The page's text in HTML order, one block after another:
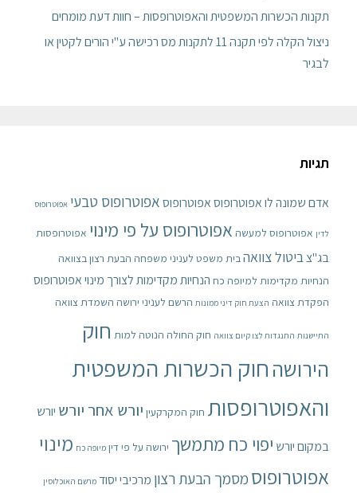
תקנות הכשרות המשפטית והאפוטרופסות – חוות דעת מומחים
ניצול הקלה לפי תקנה 11 לתקנות מס רכישה ע"י הורים לקטין או
לבגיר
תגיות
אדם שמונה לו אפוטרופוסאפוטרופוסאפוטרופוס טבעי אפוטרופוס
לדין אפוטרופוס למעשה אפוטרופוס על פי מינוי אפוטרופסות
בג"צביטול צוואהבית משפט לעניני משפחה הבעת רצון בצוואה
הנחיות מקדימות למיופה כח הנחיות מקדימות לצורך מינוי אפוטרופוס
הפקדת צוואה הצעת חוק דיני ממונות הרשם לעניני ירושה השמדת צוואה
התיישנות התנגדות לצו קיום צוואה חוק החולה הנוטה למות חוק
הירושהחוק הכשרות המשפטית
והאפוטרופסות חוק המקרקעין יורש אחר יורש יורש
במקום יורש יפוי כח מתמשך ירושה על פי דין מיופה כח מינוי
אפוטרופוס מסמך הבעת רצון מרכיבי יסוד מרשם האוכלוסין